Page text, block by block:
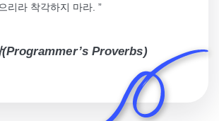
리라 착각하지 마라. ”
(Programmer’s Proverbs)